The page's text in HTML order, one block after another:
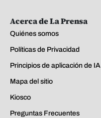
Acerca de La Prensa
Quiénes somos
Políticas de Privacidad
Principios de aplicación de IA
Mapa del sitio
Kiosco
Preguntas Frecuentes